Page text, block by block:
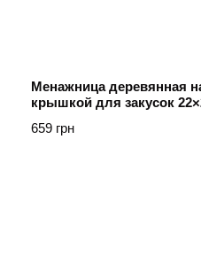
Менажница деревянная
крышкой для закусок
659 грн